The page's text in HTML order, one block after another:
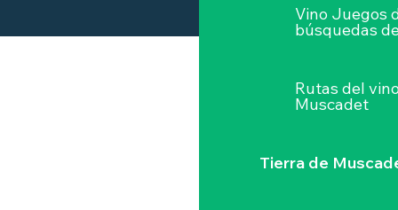
Vino Juegos
búsquedas
Rutas del
Muscadet
Tierra de